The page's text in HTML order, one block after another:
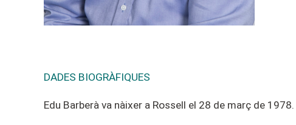
DADES BIOGRÀFIQUES
Edu Barberà va nàixer a Rossell el 28 de març de 1 978.